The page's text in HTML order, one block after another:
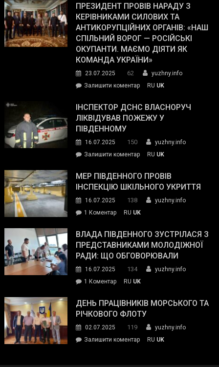
Street
Journal.
Південному
працівникам
ОПЗ
з
матеріального
резерву
гуманітарну
допомогу
ПРЕЗИДЕНТ ПРОВІВ НАРАДУ З
КЕРІВНИКАМИ СИЛОВИХ ТА
АНТИКОРУПЦІЙНИХ ОРГАНІВ: «НАШ
СПІЛЬНИЙ ВОРОГ — РОСІЙСЬКІ
ОКУПАНТИ. МАЄМО ДІЯТИ ЯК
КОМАНДА УКРАЇНИ»
23.07.2025 62
yuzhny.info
Залишити коментарon
провів
нараду
силових
та
органів:
«Наш
спільний
окупанти.
Маємо
діяти
команда
RU UK
ІНСПЕКТОР ДСНС ВЛАСНОРУЧ
ЛІКВІДУВАВ ПОЖЕЖУ У
ПІВДЕННОМУ
16.07.2025 150
yuzhny.info
Залишити коментарon
ДСНС
власноруч
пожежу
у
RU UK
МЕР ПІВДЕННОГО ПРОВІВ
ІНСПЕКЦІЮ ШКІЛЬНОГО УКРИТТЯ
16.07.2025 138
yuzhny.info
1 Коментардо
Південного
провів
інспекцію
укриття
RU UK
ВЛАДА ПІВДЕННОГО ЗУСТРІЛАСЯ З
ПРЕДСТАВНИКАМИ МОЛОДІЖНОЇ
РАДИ: ЩО ОБГОВОРЮВАЛИ
16.07.2025 134
yuzhny.info
1 Коментардо
Південного
зустрілася
представниками
молодіжної
RU UK
ДЕНЬ ПРАЦІВНИКІВ МОРСЬКОГО ТА
РІЧКОВОГО ФЛОТУ
02.07.2025 119
yuzhny.info
Залишити коментарon
RU UK